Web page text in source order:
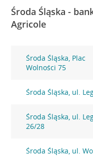
Środa Śląska -
Agricole
Środa Śląska, Plac
Wolności 75
Środa Śląska, ul.
Środa Śląska, ul.
26/28
Środa Śląska, ul.